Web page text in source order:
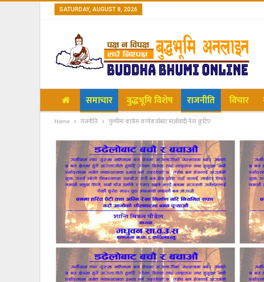
SATURDAY, AUGUST 8, 2026
समाचार बुद्धभूमि विशेष राजनीति विचार
Home राजनीति गुल्मीमा कांग्रेस कार्यकर्ताबाट माओवादी नेता कुटिए